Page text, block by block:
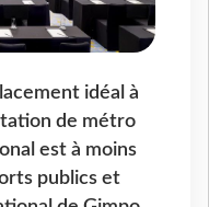
idéal à
de métro
est à moins
publics et